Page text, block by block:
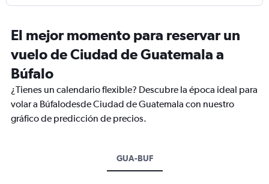
El mejor momento para reservar un
vuelo de Ciudad de Guatemala a
Búfalo
¿Tienes un calendario flexible? Descubre la época ideal para
volar a Búfalodesde Ciudad de Guatemala con nuestro
gráfico de predicción de precios.
GUA-BUF